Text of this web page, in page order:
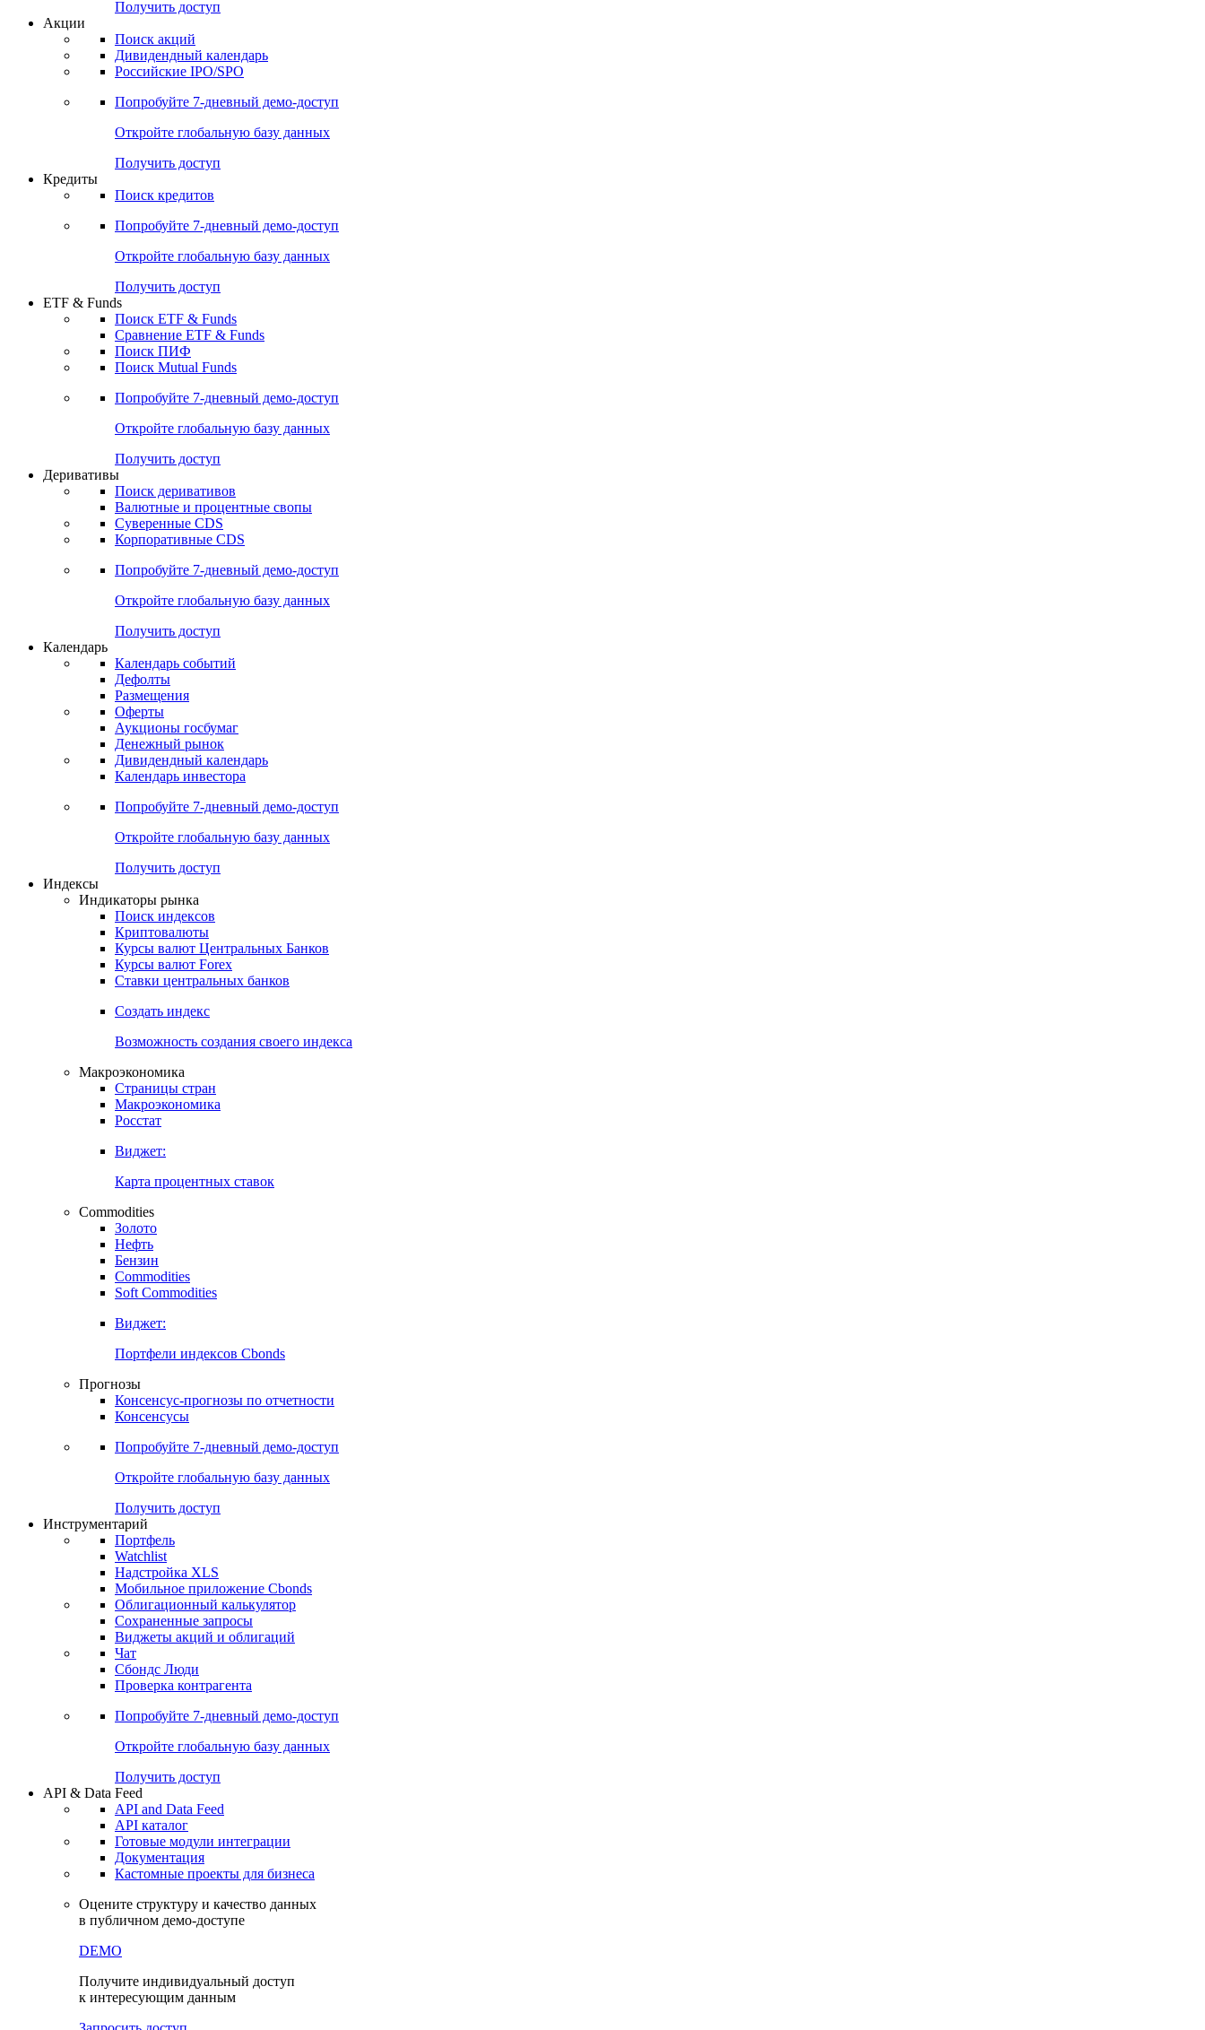
Получить доступ
Акции
Поиск акций
Дивидендный календарь
Российские IPO/SPO
Попробуйте 7-дневный демо-доступ
Откройте глобальную базу данных
Получить доступ
Кредиты
Поиск кредитов
Попробуйте 7-дневный демо-доступ
Откройте глобальную базу данных
Получить доступ
ETF & Funds
Поиск ETF & Funds
Сравнение ETF & Funds
Поиск ПИФ
Поиск Mutual Funds
Попробуйте 7-дневный демо-доступ
Откройте глобальную базу данных
Получить доступ
Деривативы
Поиск деривативов
Валютные и процентные свопы
Суверенные CDS
Корпоративные CDS
Попробуйте 7-дневный демо-доступ
Откройте глобальную базу данных
Получить доступ
Календарь
Календарь событий
Дефолты
Размещения
Оферты
Аукционы госбумаг
Денежный рынок
Дивидендный календарь
Календарь инвестора
Попробуйте 7-дневный демо-доступ
Откройте глобальную базу данных
Получить доступ
Индексы
Индикаторы рынка
Поиск индексов
Криптовалюты
Курсы валют Центральных Банков
Курсы валют Forex
Ставки центральных банков
Создать индекс
Возможность создания своего индекса
Макроэкономика
Страницы стран
Макроэкономика
Росстат
Виджет:
Карта процентных ставок
Commodities
Золото
Нефть
Бензин
Commodities
Soft Commodities
Виджет:
Портфели индексов Cbonds
Прогнозы
Консенсус-прогнозы по отчетности
Консенсусы
Попробуйте 7-дневный демо-доступ
Откройте глобальную базу данных
Получить доступ
Инструментарий
Портфель
Watchlist
Надстройка XLS
Мобильное приложение Cbonds
Облигационный калькулятор
Сохраненные запросы
Виджеты акций и облигаций
Чат
Сбондс Люди
Проверка контрагента
Попробуйте 7-дневный демо-доступ
Откройте глобальную базу данных
Получить доступ
API & Data Feed
API and Data Feed
API каталог
Готовые модули интеграции
Документация
Кастомные проекты для бизнеса
Оцените структуру и качество данных
в публичном демо-доступе
DEMO
Получите индивидуальный доступ
к интересующим данным